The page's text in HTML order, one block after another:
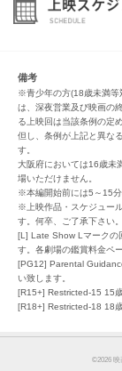
備考
※青少年の方(18歳未満等
は、深夜営業及び映画の
る上映回は当該条例の定
但し、条例が上記と異な
す。
大阪府においては16歳未
場いただけません。
※本編開始前には5～15分
※上映作品・スケジュー
す。何卒、ご了承下さい。
[L] Late Show Lマークの
す。各劇場の鑑賞料金ペ
[PG12] Parental
い致します。
[R15+] Restricted-15 15
[R18+] Restricted-18 18
©︎2026 映